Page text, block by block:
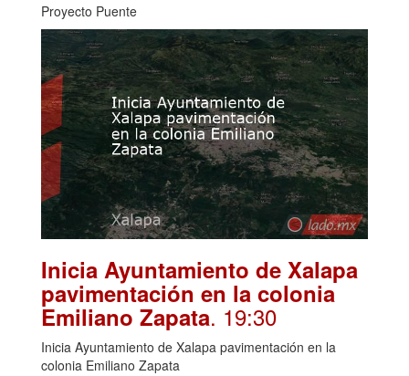
Proyecto Puente
Inicia Ayuntamiento de Xalapa
pavimentación en la colonia
Emiliano Zapata. 19:30
Inicia Ayuntamiento de Xalapa pavimentación en la
colonia Emiliano Zapata